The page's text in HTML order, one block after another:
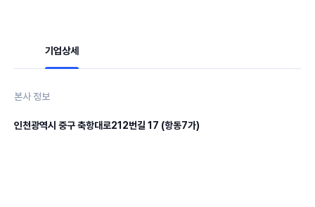
기업상세
본사 정보
인천광역시 중구 축항대로212번길 17 (항동7가)